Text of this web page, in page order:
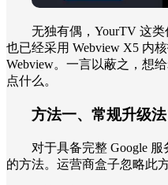
无独有偶，YourTV 这
也已经采用 Webview X5 内
Webview。一言以蔽之，想
点什么。
方法一、常规升级法
对于具备完整 Google
的方法。运营商盒子忽略此方